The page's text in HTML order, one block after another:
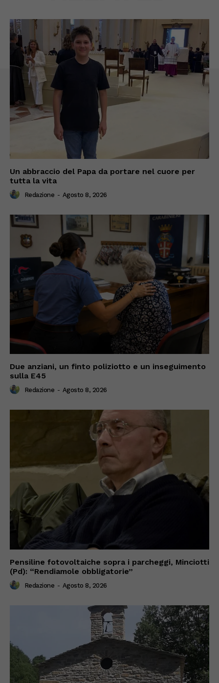
Un abbraccio del Papa da portare nel cuore per
tutta la vita
Redazione - Agosto 8, 2026
Due anziani, un finto poliziotto e un inseguimento
sulla E45
Redazione - Agosto 8, 2026
Pensiline fotovoltaiche sopra i parcheggi, Minciotti
(Pd): “Rendiamole obbligatorie”
Redazione - Agosto 8, 2026